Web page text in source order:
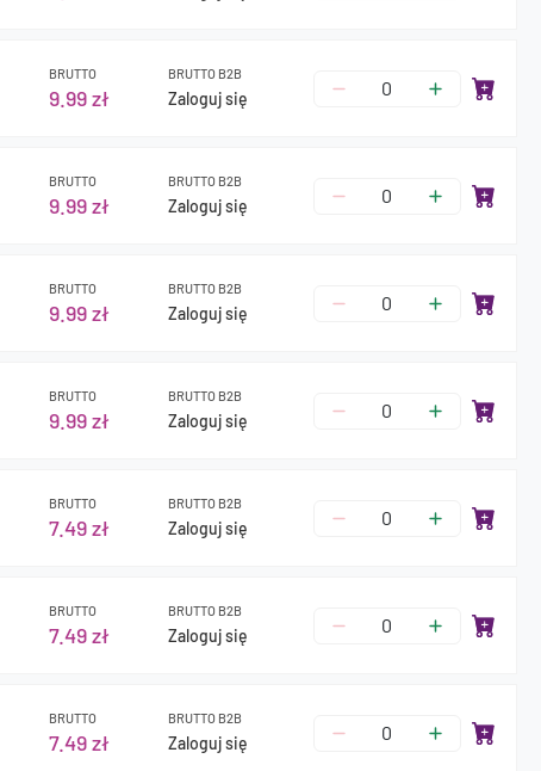
BRUTTO
9.99 zł
BRUTTO B2B
Zaloguj się
BRUTTO
9.99 zł
BRUTTO B2B
Zaloguj się
BRUTTO
9.99 zł
BRUTTO B2B
Zaloguj się
BRUTTO
9.99 zł
BRUTTO B2B
Zaloguj się
BRUTTO
7.49 zł
BRUTTO B2B
Zaloguj się
BRUTTO
7.49 zł
BRUTTO B2B
Zaloguj się
BRUTTO
7.49 zł
BRUTTO B2B
Zaloguj się